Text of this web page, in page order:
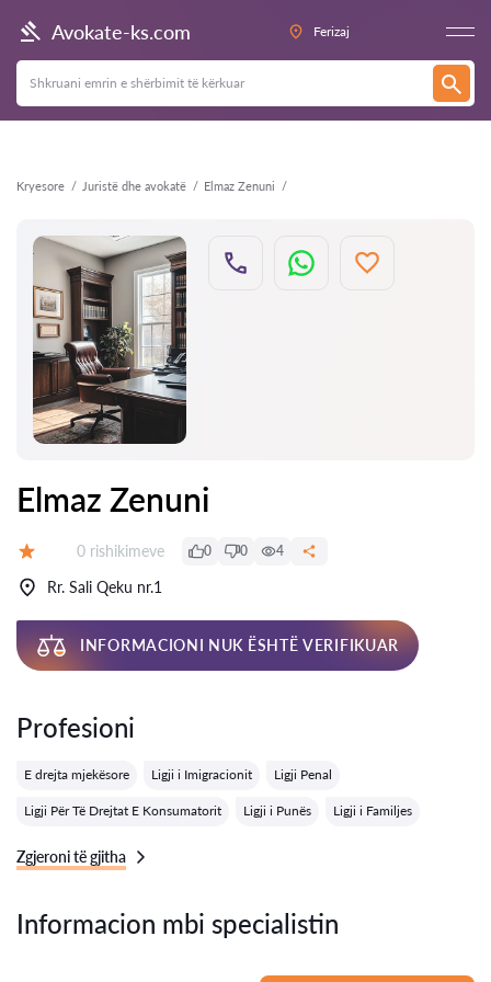
Avokate-ks.com Ferizaj
Kryesore Juristë dhe avokatë Elmaz Zenuni
Kthehu
Elmaz Zenuni
Rishikime:
0 rishikimeve 0 0 4
Rr. Sali Qeku nr.1
INFORMACIONI NUK ËSHTË VERIFIKUAR
Profesioni
E drejta mjekësore Ligji i Imigracionit Ligji Penal
Ligji Për Të Drejtat E Konsumatorit Ligji i Punës Ligji i Familjes
Zgjeroni të gjitha
Informacion mbi specialistin